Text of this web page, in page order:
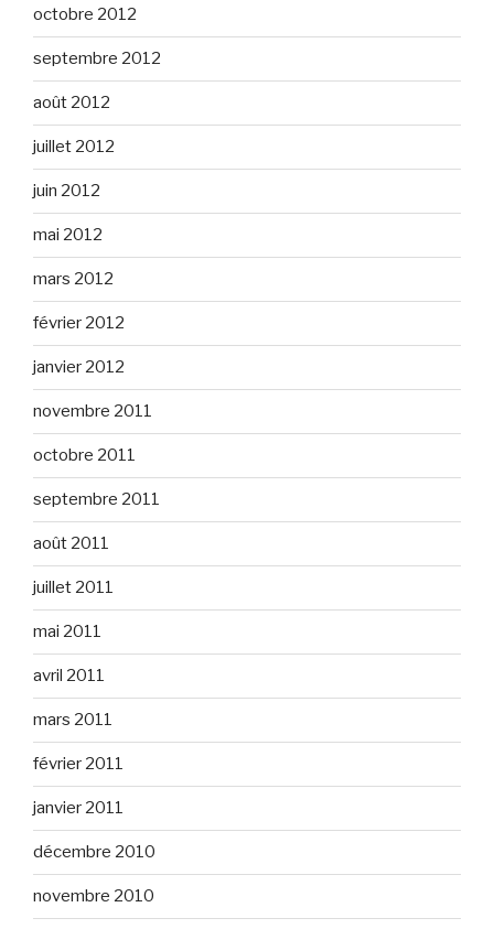
octobre 2012
septembre 2012
août 2012
juillet 2012
juin 2012
mai 2012
mars 2012
février 2012
janvier 2012
novembre 2011
octobre 2011
septembre 2011
août 2011
juillet 2011
mai 2011
avril 2011
mars 2011
février 2011
janvier 2011
décembre 2010
novembre 2010